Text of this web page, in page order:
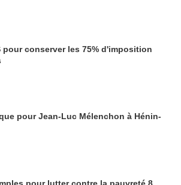
pour conserver les 75% d'imposition
pour Jean-Luc Mélenchon à Hénin-